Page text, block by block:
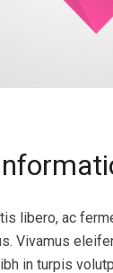
libero, ac
Vivamus
in turpis